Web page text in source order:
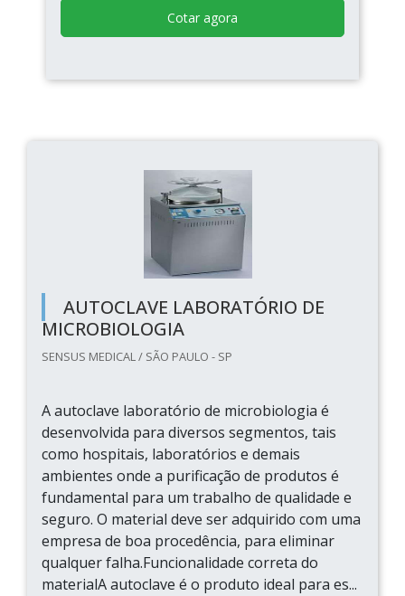
Cotar agora
AUTOCLAVE LABORATÓRIO DE
MICROBIOLOGIA
SENSUS MEDICAL / SÃO PAULO - SP
A autoclave laboratório de microbiologia é
desenvolvida para diversos segmentos, tais
como hospitais, laboratórios e demais
ambientes onde a purificação de produtos é
fundamental para um trabalho de qualidade e
seguro. O material deve ser adquirido com uma
empresa de boa procedência, para eliminar
qualquer falha.Funcionalidade correta do
materialA autoclave é o produto ideal para es...